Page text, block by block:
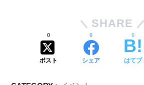
SHARE
ポスト
0
シェア
0
はてブ
0